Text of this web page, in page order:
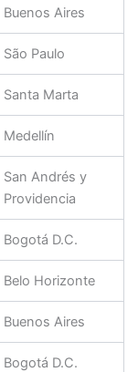
Buenos Aires
São Paulo
Santa Marta
Medellín
San Andrés y
Providencia
Bogotá D.C.
Belo Horizonte
Buenos Aires
Bogotá D.C.